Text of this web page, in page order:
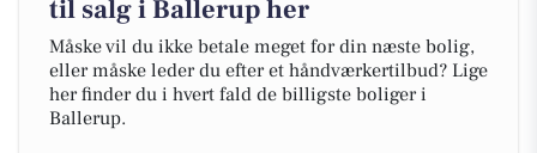
til salg i Ballerup her
Måske vil du ikke betale meget for din næste bolig,
eller måske leder du efter et håndværkertilbud? Lige
her finder du i hvert fald de billigste boliger i
Ballerup.